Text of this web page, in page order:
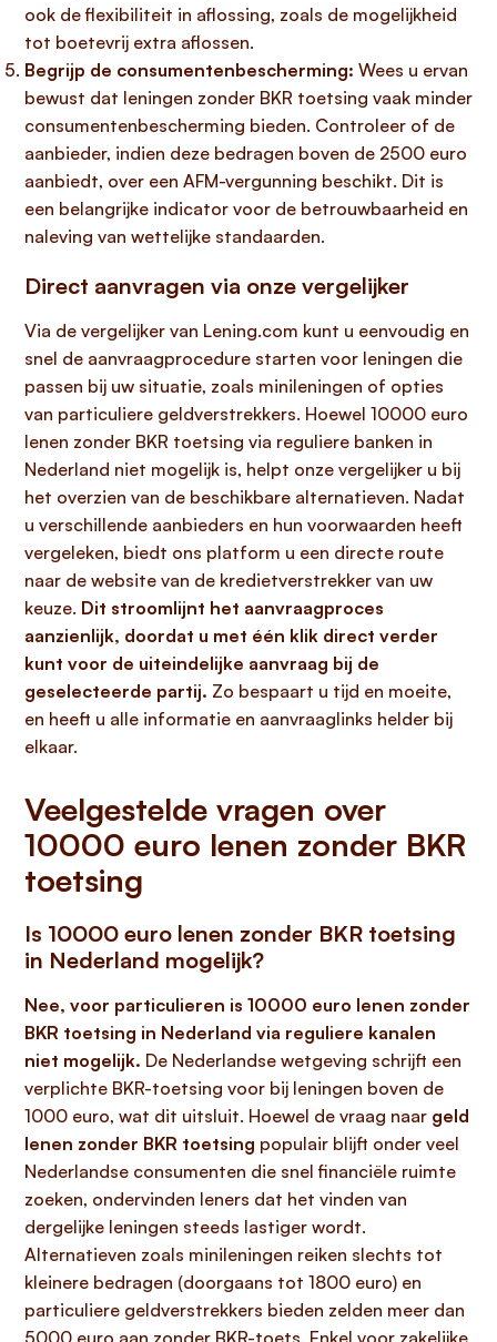
ook de flexibiliteit in aflossing, zoals de mogelijkheid
tot boetevrij extra aflossen.
Begrijp de consumentenbescherming: Wees u ervan
bewust dat leningen zonder BKR toetsing vaak minder
consumentenbescherming bieden. Controleer of de
aanbieder, indien deze bedragen boven de 2500 euro
aanbiedt, over een AFM-vergunning beschikt. Dit is
een belangrijke indicator voor de betrouwbaarheid en
naleving van wettelijke standaarden.
Direct aanvragen via onze vergelijker
Via de vergelijker van Lening.com kunt u eenvoudig en
snel de aanvraagprocedure starten voor leningen die
passen bij uw situatie, zoals minileningen of opties
van particuliere geldverstrekkers. Hoewel 10000 euro
lenen zonder BKR toetsing via reguliere banken in
Nederland niet mogelijk is, helpt onze vergelijker u bij
het overzien van de beschikbare alternatieven. Nadat
u verschillende aanbieders en hun voorwaarden heeft
vergeleken, biedt ons platform u een directe route
naar de website van de kredietverstrekker van uw
keuze. Dit stroomlijnt het aanvraagproces
aanzienlijk, doordat u met één klik direct verder
kunt voor de uiteindelijke aanvraag bij de
geselecteerde partij. Zo bespaart u tijd en moeite,
en heeft u alle informatie en aanvraaglinks helder bij
elkaar.
Veelgestelde vragen over
10000 euro lenen zonder BKR
toetsing
Is 10000 euro lenen zonder BKR toetsing
in Nederland mogelijk?
Nee, voor particulieren is 10000 euro lenen zonder
BKR toetsing in Nederland via reguliere kanalen
niet mogelijk. De Nederlandse wetgeving schrijft een
verplichte BKR-toetsing voor bij leningen boven de
1000 euro, wat dit uitsluit. Hoewel de vraag naar geld
lenen zonder BKR toetsing populair blijft onder veel
Nederlandse consumenten die snel financiële ruimte
zoeken, ondervinden leners dat het vinden van
dergelijke leningen steeds lastiger wordt.
Alternatieven zoals minileningen reiken slechts tot
kleinere bedragen (doorgaans tot 1800 euro) en
particuliere geldverstrekkers bieden zelden meer dan
5000 euro aan zonder BKR-toets. Enkel voor zakelijke